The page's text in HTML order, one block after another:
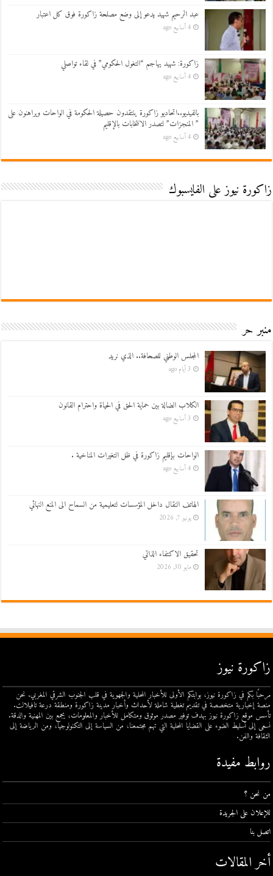
عبد الرحيم شهيد يدعو إلى وضع مصلحة زاكورة فوق كل اعتبار
4 أسابيع ago
زاكورة: شهيد يهاجم “التغول الحكومي” في لقاء تواصلي
4 أسابيع ago
بالفيديو..اتحاديو زاكورة ينتقدون حصيلة الحكومة في الواحات ويراهنون على
” المنجزات” لتصدر الانتخابات بالإقليم
4 أسابيع ago
زاكورة نيوز على الفايسبوك
منبر حر
المجلس الوطني للصحافة.. الذي نريد
3 أيام ago
الكلاب الضالة بين حماية الحق في الحياة واحترام القانون
3 أسابيع ago
الواحات بإقليم زاكورة في ظل التغيرات المناخية .
4 أسابيع ago
الهاتف النقال داخل المؤسسات لتعليمية من السماح الى المنع النهائي
يونيو 7, 2026
تحقيق الاكتفاء الذاتي
مايو 30, 2026
زاكورة نيوز
مرحبًا بكم في زاكورة نيوز، بوابتكم الأولى للأخبار المحلية والجهوية في قلب الجنوب الشرقي المغربي. نحن
منصة إخبارية متخصصة في تقديم تغطية شاملة لأحداث وأخبار مدينة زاكورة ومنطقة درعة تافيلالت.
تأسس موقع زاكورة نيوز بهدف توفير مصدر موثوق ومتكامل للأخبار والمعلومات، يجمع بين المهنية والدقة.
نسعى إلى تسليط الضوء على القضايا المحلية التي تهم مجتمعنا، من السياسة إلى التكنولوجيا، ومن الرياضة إلى
الثقافة والفن.
روابط مفيدة
من نحن ؟
للإعلان على الجريدة
اتصل بنا
أخر المقالات